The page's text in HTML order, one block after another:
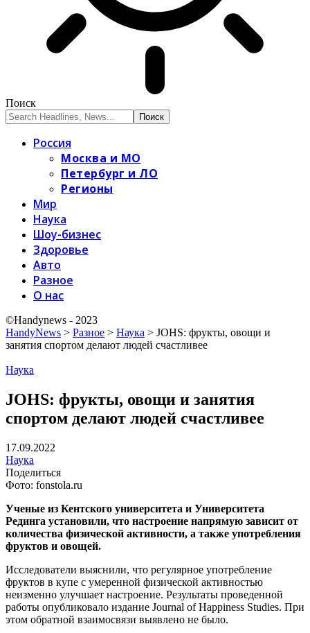
Поиск
Россия
Москва и МО
Петербург и ЛО
Регионы
Мир
Наука
Шоу-бизнес
Здоровье
Авто
Разное
О нас
©Handynews - 2023
HandyNews > Разное > Наука > JOHS: фрукты, овощи и
занятия спортом делают людей счастливее
Наука
JOHS: фрукты, овощи и занятия
спортом делают людей счастливее
17.09.2022
Наука
Поделиться
Фото: fonstola.ru
Ученые из Кентского университета и Университета
Рединга установили, что настроение напрямую зависит от
количества физической активности, а также употребления
фруктов и овощей.
Исследователи выяснили, что регулярное употребление
фруктов в купе с умеренной физической активностью
неизменно улучшает настроение. Результаты проведенной
работы опубликовало издание Journal of Happiness Studies. При
этом обратной взаимосвязи выявлено не было.